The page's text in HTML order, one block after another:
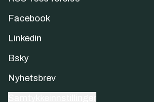
Facebook
Linkedin
Bsky
Nyhetsbrev